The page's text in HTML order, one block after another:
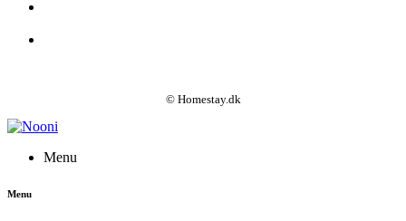
© Homestay.dk
Menu
Menu